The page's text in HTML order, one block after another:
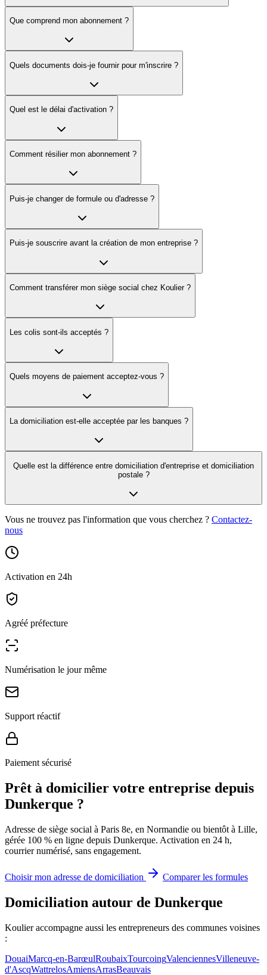
Que comprend mon abonnement ?
Quels documents dois-je fournir pour m'inscrire ?
Quel est le délai d'activation ?
Comment résilier mon abonnement ?
Puis-je changer de formule ou d'adresse ?
Puis-je souscrire avant la création de mon entreprise ?
Comment transférer mon siège social chez Koulier ?
Les colis sont-ils acceptés ?
Quels moyens de paiement acceptez-vous ?
La domiciliation est-elle acceptée par les banques ?
Quelle est la différence entre domiciliation d'entreprise et domiciliation
postale ?
Vous ne trouvez pas l'information que vous cherchez ? Contactez-
nous
Activation en 24h
Agréé préfecture
Numérisation le jour même
Support réactif
Paiement sécurisé
Prêt à domicilier votre entreprise depuis
Dunkerque ?
Adresse de siège social à Paris 8e, en Normandie ou bientôt à Lille,
gérée 100 % en ligne depuis Dunkerque. Activation en 24 h,
courrier numérisé, sans engagement.
Choisir mon adresse de domiciliation Comparer les formules
Domiciliation autour de Dunkerque
Koulier accompagne aussi les entrepreneurs des communes voisines
:
DouaiMarcq-en-BarœulRoubaixTourcoingValenciennesVilleneuve-
d'AscqWattrelosAmiensArrasBeauvais